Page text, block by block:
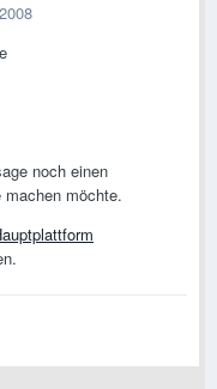
2008
noch einen
möchte.